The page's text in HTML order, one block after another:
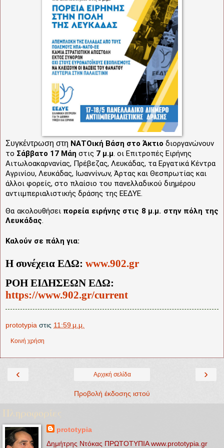
Συγκέντρωση στη ΝΑΤΟική Βάση στο Άκτιο διοργανώνουν
το Σάββατο 17 Μάη στις 7 μ.μ. οι Επιτροπές Ειρήνης
Αιτωλοακαρνανίας, Πρέβεζας, Λευκάδας, τα Εργατικά Κέντρα
Αγρινίου, Λευκάδας, Ιωαννίνων, Άρτας και Θεσπρωτίας και
άλλοι φορείς, στο πλαίσιο του πανελλαδικού διημέρου
αντιιμπεριαλιστικής δράσης της ΕΕΔΥΕ.
Θα ακολουθήσει πορεία ειρήνης στις 8 μ.μ. στην πόλη της
Λευκάδας.
Καλούν σε πάλη για:
Η συνέχεια ΕΔΩ: www.902.gr
ΡΟΗ ΕΙΔΗΣΕΩΝ ΕΔΩ:
https://www.902.gr/current
prototypia στις 11:59 μ.μ.
Κοινή χρήση
‹ ›
Αρχική σελίδα
Προβολή έκδοσης ιστού
Πληροφορίες
prototypia
Δημήτρης Ντόκας ΠΡΩΤΟΤΥΠΙΑ www.prototypia.gr